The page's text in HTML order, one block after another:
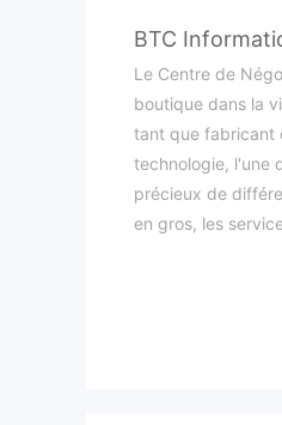
BTC
Le Centre de
boutique dans la
tant que fabricant
technologie, l'une
précieux de
en gros, les
Il n'y a pas